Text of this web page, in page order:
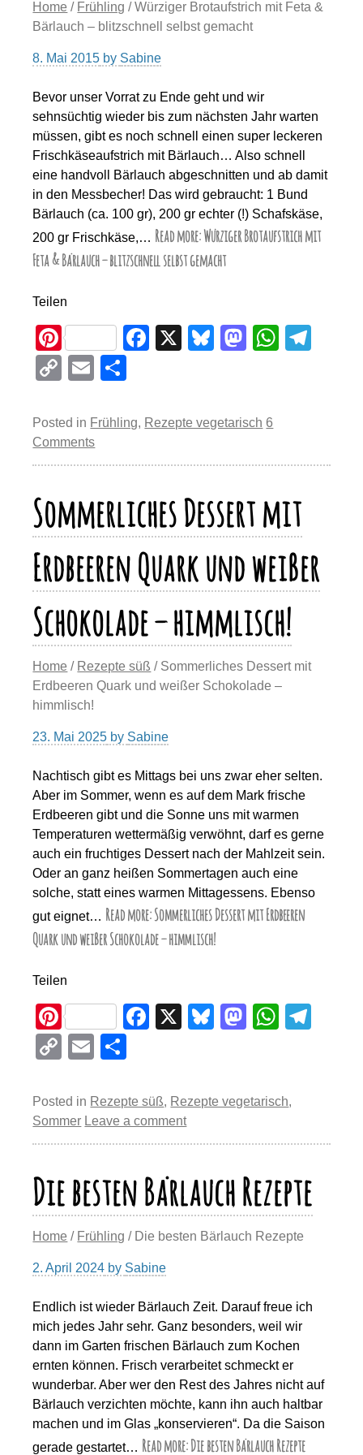
Home / Frühling / Würziger Brotaufstrich mit Feta &
Bärlauch – blitzschnell selbst gemacht
8. Mai 2015 by Sabine
Bevor unser Vorrat zu Ende geht und wir
sehnsüchtig wieder bis zum nächsten Jahr warten
müssen, gibt es noch schnell einen super leckeren
Frischkäseaufstrich mit Bärlauch… Also schnell
eine handvoll Bärlauch abgeschnitten und ab damit
in den Messbecher! Das wird gebraucht: 1 Bund
Bärlauch (ca. 100 gr), 200 gr echter (!) Schafskäse,
200 gr Frischkäse,… Read more: Würziger Brotaufstrich mit
Feta & Bärlauch – blitzschnell selbst gemacht
Teilen
Pi
nt
er
e
st
F
e
o
o
k
X
Bl
sk
M
o
o
n
W
p
p
m
C
p
y
Li
n
k
E
ail e
Posted in Frühling, Rezepte vegetarisch 6
Comments
Sommerliches Dessert mit
Erdbeeren Quark und weißer
Schokolade – himmlisch!
Home / Rezepte süß / Sommerliches Dessert mit
Erdbeeren Quark und weißer Schokolade –
himmlisch!
23. Mai 2025 by Sabine
Nachtisch gibt es Mittags bei uns zwar eher selten.
Aber im Sommer, wenn es auf dem Mark frische
Erdbeeren gibt und die Sonne uns mit warmen
Temperaturen wettermäßig verwöhnt, darf es gerne
auch ein fruchtiges Dessert nach der Mahlzeit sein.
Oder an ganz heißen Sommertagen auch eine
solche, statt eines warmen Mittagessens. Ebenso
gut eignet… Read more: Sommerliches Dessert mit Erdbeeren
Quark und weißer Schokolade – himmlisch!
Teilen
Pi
nt
er
e
st
F
e
b
o
o
k
X
Bl
sk
M
o
o
n
W
s
p
p
m
C
p
y
Li
n
k
E
ail e
n
Posted in Rezepte süß, Rezepte vegetarisch,
Sommer Leave a comment
Die besten Bärlauch Rezepte
Home / Frühling / Die besten Bärlauch Rezepte
2. April 2024 by Sabine
Endlich ist wieder Bärlauch Zeit. Darauf freue ich
mich jedes Jahr sehr. Ganz besonders, weil wir
dann im Garten frischen Bärlauch zum Kochen
ernten können. Frisch verarbeitet schmeckt er
wunderbar. Aber wer den Rest des Jahres nicht auf
Bärlauch verzichten möchte, kann ihn auch haltbar
machen und im Glas „konservieren“. Da die Saison
gerade gestartet… Read more: Die besten Bärlauch Rezepte